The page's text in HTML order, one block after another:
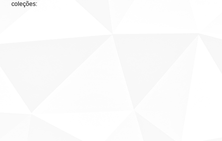
coleções: